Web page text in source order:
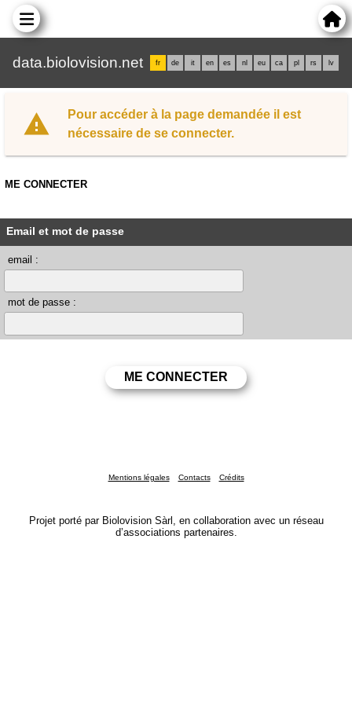
data.biolovision.net fr de it en es nl eu ca pl rs lv
Pour accéder à la page demandée il est
nécessaire de se connecter.
ME CONNECTER
Email et mot de passe
email :
mot de passe :
Mentions légales Contacts Crédits
Projet porté par Biolovision Sàrl, en collaboration avec un réseau
d’associations partenaires.